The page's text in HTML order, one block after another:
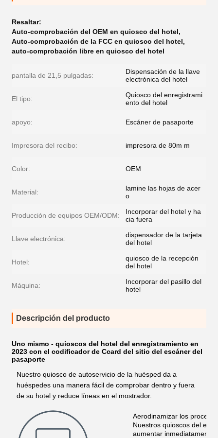
Resaltar:
Auto-comprobación del OEM en quiosco del hotel,
Auto-comprobación de la FCC en quiosco del hotel,
auto-comprobación libre en quiosco del hotel
pantalla de 21,5 pulgadas:
Dispensación de la llave
electrónica del hotel
El tipo:
Quiosco del enregistrami
ento del hotel
apoyo: Escáner de pasaporte
Impresora del recibo: impresora de 80m m
Color: OEM
Material:
lamine las hojas de acer
o
Producción de equipos OEM/ODM:
Incorporar del hotel y ha
cia fuera
Llave electrónica:
dispensador de la tarjeta
del hotel
Hotel:
quiosco de la recepción
del hotel
Máquina:
Incorporar del pasillo del
hotel
Descripción del producto
Uno mismo - quioscos del hotel del enregistramiento en
2023 con el codificador de Ccard del sitio del escáner del
pasaporte
Nuestro quiosco de autoservicio de la huésped da a
huéspedes una manera fácil de comprobar dentro y fuera
de su hotel y reduce líneas en el mostrador.
Aerodinamizar los
Nuestros quioscos del
aumentar inmediatamente